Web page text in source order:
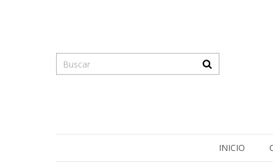
INICIO